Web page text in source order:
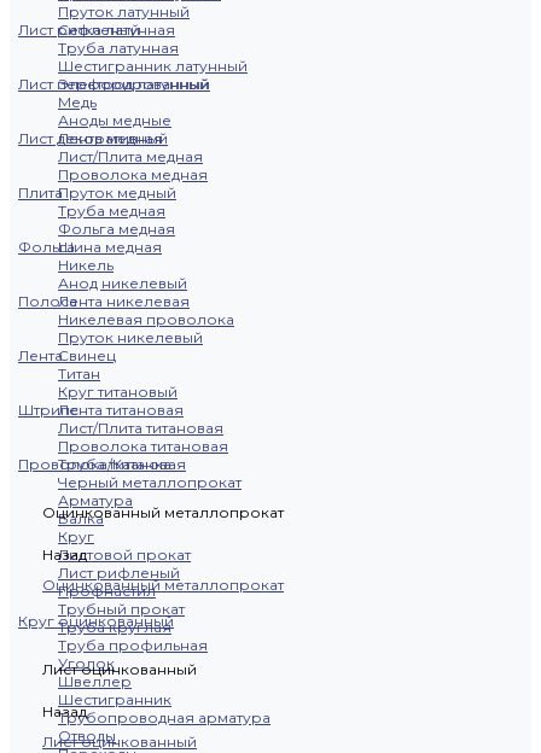
Пруток латунный
Сетка латунная
Труба латунная
Шестигранник латунный
Электрод латунный
Медь
Аноды медные
Лента медная
Лист/Плита медная
Проволока медная
Пруток медный
Труба медная
Фольга медная
Шина медная
Никель
Анод никелевый
Лента никелевая
Никелевая проволока
Пруток никелевый
Свинец
Титан
Круг титановый
Лента титановая
Лист/Плита титановая
Проволока титановая
Труба титановая
Черный металлопрокат
Арматура
Балка
Круг
Листовой прокат
Лист рифленый
Профнастил
Трубный прокат
Труба круглая
Труба профильная
Уголок
Швеллер
Шестигранник
Трубопроводная арматура
Отводы
Лист рифленый
Лист перфорированный
Лист декоративный
Плита
Фольга
Полоса
Лента
Штрипс
Проволока/Катанка
Оцинкованный металлопрокат
Назад
Оцинкованный металлопрокат
Круг оцинкованный
Лист оцинкованный
Назад
Лист оцинкованный